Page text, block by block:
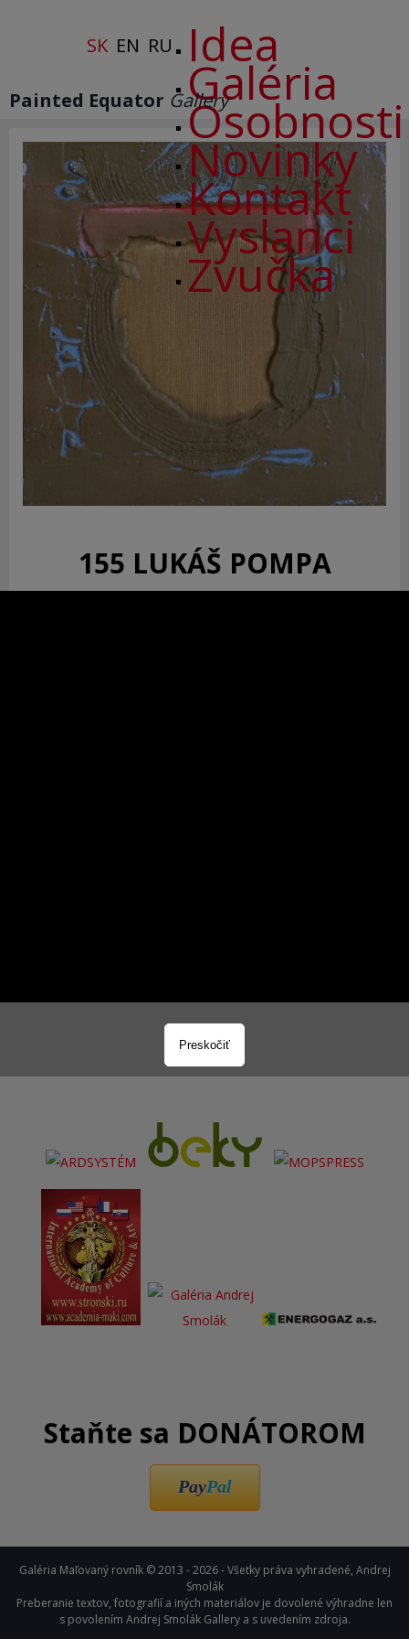
Idea
Galéria
Osobnosti
Novinky
Kontakt
Vyslanci
Zvučka
SK EN RU
Painted Equator Gallery
155 LUKÁŠ POMPA
Staňte sa DONÁTOROM
PayPal
Galéria Maľovaný rovník © 2013 - 2026 - Všetky práva vyhradené, Andrej
Smolák
Preberanie textov, fotografií a iných materiálov je dovolené výhradne len
s povolením Andrej Smolák Gallery a s uvedením zdroja.
Preskočiť